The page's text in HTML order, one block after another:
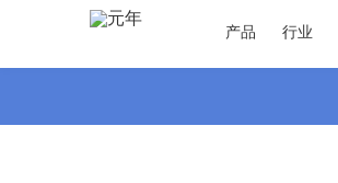
产品 行业